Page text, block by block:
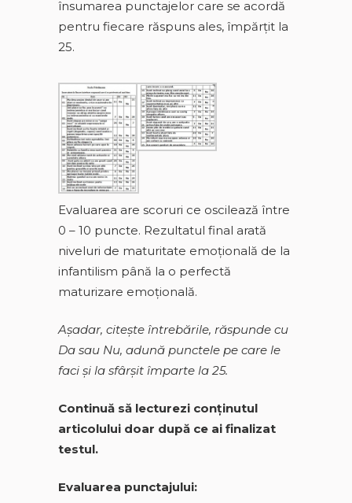
însumarea punctajelor care se acordă
pentru fiecare răspuns ales, împărţit la
25.
Evaluarea are scoruri ce oscilează între
0 – 10 puncte. Rezultatul final arată
niveluri de maturitate emoţională de la
infantilism până la o perfectă
maturizare emoţională.
Aşadar, citeşte întrebările, răspunde cu
Da sau Nu, adună punctele pe care le
faci şi la sfârşit împarte la 25.
Continuă să lecturezi conţinutul
articolului doar după ce ai finalizat
testul.
Evaluarea punctajului: